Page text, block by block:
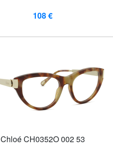
108 €
Chloé CH0352O 002 53